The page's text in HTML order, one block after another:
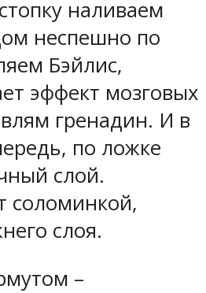
наливаем
неспешно по
Бэйлис,
эффект мозговых
гренадин. И в
по ложке
слой.
соломинкой,
слоя.
–